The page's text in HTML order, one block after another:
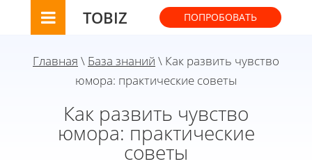
TOBIZ ПОПРОБОВАТЬ
Главная \ База знаний \ Как развить чувство
юмора: практические советы
Как развить чувство
юмора: практические
советы